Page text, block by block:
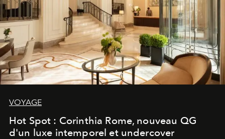
VOYAGE
Hot Spot : Corinthia Rome, nouveau QG
d'un luxe intemporel et undercover